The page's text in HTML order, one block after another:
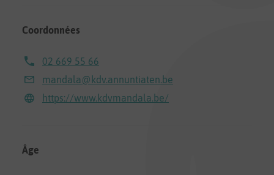
Coordonnées
02 669 55 66
mandala@kdv.annuntiaten.be
https://www.kdvmandala.be/
Âge